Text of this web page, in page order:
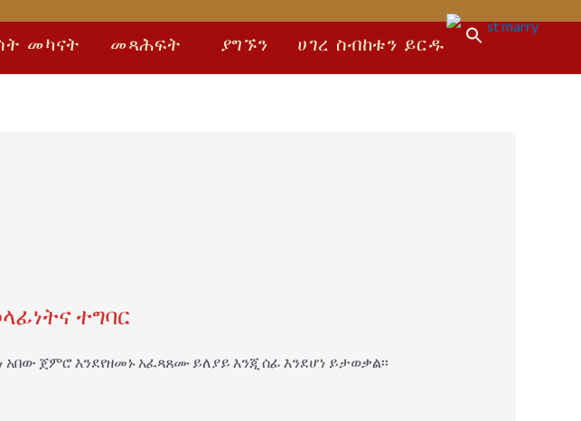
መካናት መጻሕፍት ያግኙን ሀገረ ስብከቱን ይርዱ
Search
ተግባር
ጀምሮ እንደየዘመኑ አፈጻጸሙ ይለያይ እንጂ ሰፊ እንደሆነ ይታወቃል፡፡